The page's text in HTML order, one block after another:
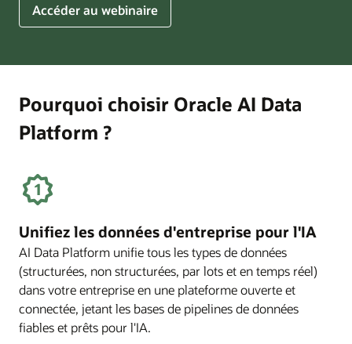
Accéder au webinaire
Oracle
AI
Pourquoi choisir Oracle AI Data
Platform ?
Unifiez les données d'entreprise pour l'IA
AI Data Platform unifie tous les types de données
(structurées, non structurées, par lots et en temps réel)
dans votre entreprise en une plateforme ouverte et
connectée, jetant les bases de pipelines de données
fiables et prêts pour l'IA.